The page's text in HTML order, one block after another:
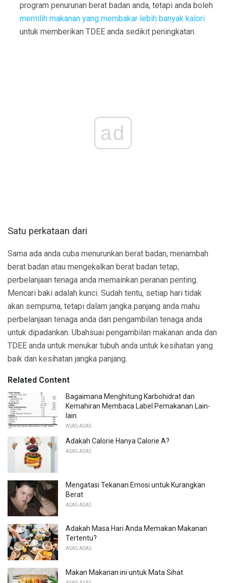
program penurunan berat badan anda, tetapi anda boleh
memilih makanan yang membakar lebih banyak kalori
untuk memberikan TDEE anda sedikit peningkatan.
ad
Satu perkataan dari
Sama ada anda cuba menurunkan berat badan, menambah
berat badan atau mengekalkan berat badan tetap,
perbelanjaan tenaga anda memainkan peranan penting.
Mencari baki adalah kunci. Sudah tentu, setiap hari tidak
akan sempurna, tetapi dalam jangka panjang anda mahu
perbelanjaan tenaga anda dan pengambilan tenaga anda
untuk dipadankan. Ubahsuai pengambilan makanan anda dan
TDEE anda untuk menukar tubuh anda untuk kesihatan yang
baik dan kesihatan jangka panjang.
Related Content
Bagaimana Menghitung Karbohidrat dan
Kemahiran Membaca Label Pemakanan Lain-
lain
ASAS-ASAS
Adakah Calorie Hanya Calorie A?
ASAS-ASAS
Mengatasi Tekanan Emosi untuk Kurangkan
Berat
ASAS-ASAS
Adakah Masa Hari Anda Memakan Makanan
Tertentu?
ASAS-ASAS
Makan Makanan ini untuk Mata Sihat